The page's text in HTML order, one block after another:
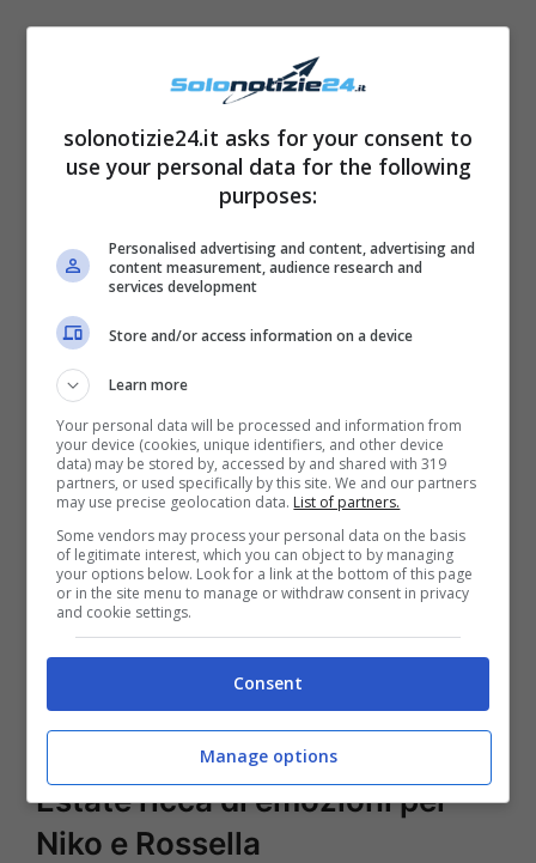
A tenere il pacco nel mondo del web
troviamo i due protagonisti della serie
televisiva che recentemente hanno
annunciato di essersi innamorati sul set, i
quali oggi vivono una bellissima ed intensa
storia d’amore… ovveroLuca Turco e Giorgia
Gianetiempo
Estate ricca di emozioni per
Niko e Rossella
solonotizie24.it asks for your consent to
use your personal data for the following
purposes:
Personalised advertising and content, advertising and
content measurement, audience research and
services development
Store and/or access information on a device
Learn more
Your personal data will be processed and information from
your device (cookies, unique identifiers, and other device
data) may be stored by, accessed by and shared with 319
partners, or used specifically by this site. We and our partners
may use precise geolocation data. List of partners.
Some vendors may process your personal data on the basis
of legitimate interest, which you can object to by managing
your options below. Look for a link at the bottom of this page
or in the site menu to manage or withdraw consent in privacy
and cookie settings.
Consent
Manage options